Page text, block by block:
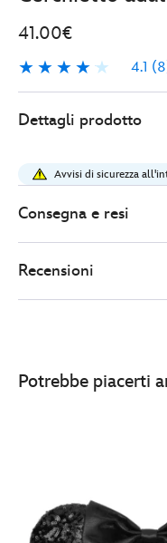
41.00€
4.1
4.1
8
41.00
adulti-
orecchie-
topolino-
Dettagli prodotto
Avvisi di sicurezza
Consegna e resi
Recensioni
Potrebbe piacerti